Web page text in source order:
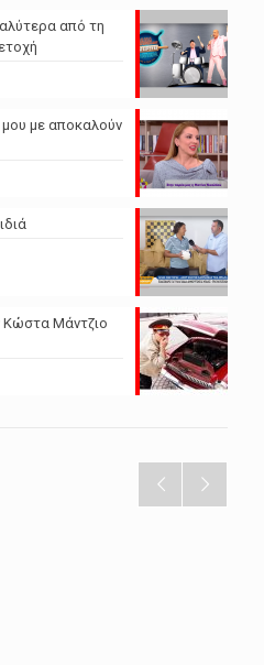
από τη
μου με αποκαλούν
Μάντζιο